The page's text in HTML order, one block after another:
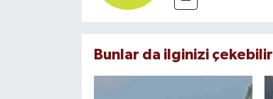
Bunlar da ilginizi çekebilir